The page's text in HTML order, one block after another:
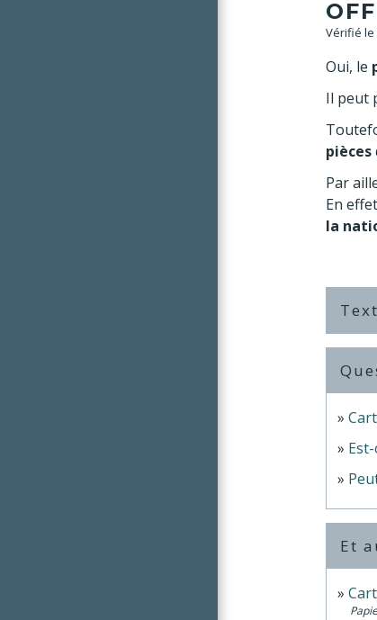
Vérifié le
Oui, le
Il peut
pièces
Par
En
la
Et